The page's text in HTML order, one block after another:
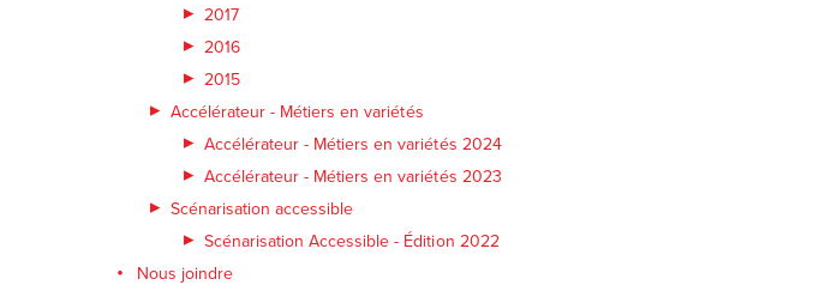
2017
2016
2015
Accélérateur - Métiers en variétés
Accélérateur - Métiers en variétés 2024
Accélérateur - Métiers en variétés 2023
Scénarisation accessible
Scénarisation Accessible - Édition 2022
Nous joindre